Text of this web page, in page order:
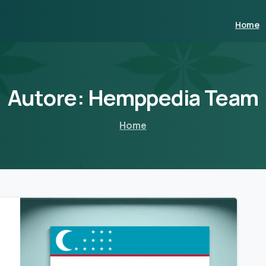
Home
Autore: HemppediaTeam
Home